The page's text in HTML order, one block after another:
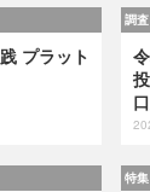
プラット
調
特集